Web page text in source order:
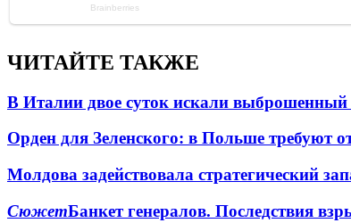
ЧИТАЙТЕ ТАКЖЕ
В Италии двое суток искали
Орден для Зеленского: в Польше требуют
Молдова задействовала стратегический
СюжетБанкет генералов. Последствия